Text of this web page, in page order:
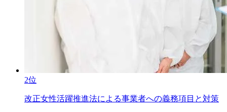
2位
改正女性活躍推進法による事業者への義務項目と対策